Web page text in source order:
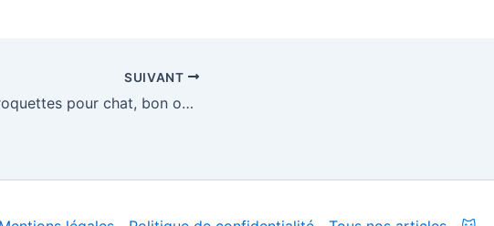
SUIVANT
Les croquettes pour chat, bon ou mauvais choix de nourriture ?